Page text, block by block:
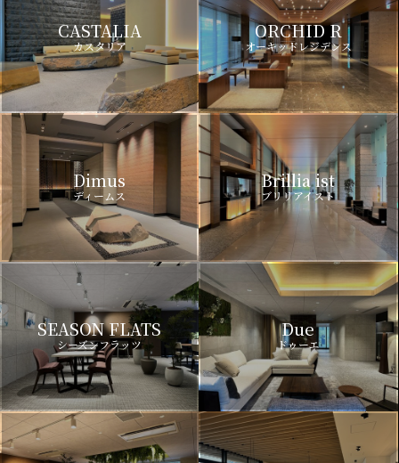
CASTALIA
カスタリア
ORCHID R
オーキッドレジデンス
Dimus
ディームス
Brillia ist
ブリリアイスト
SEASON FLATS
シーズンフラッツ
Due
ドゥーエ